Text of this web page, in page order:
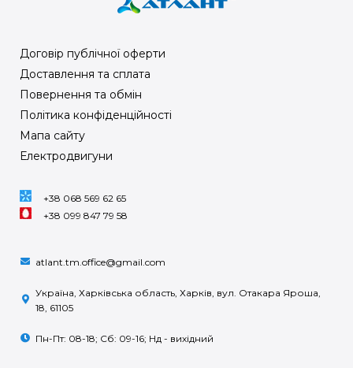
Договір публічної оферти
Доставлення та сплата
Повернення та обмін
Політика конфіденційності
Мапа сайту
Електродвигуни
+38 068 569 62 65
+38 099 847 79 58
atlant.tm.office@gmail.com
Україна, Харківська область, Харків, вул. Отакара Яроша,
18, 61105
Пн-Пт: 08-18; Сб: 09-16; Нд - вихідний